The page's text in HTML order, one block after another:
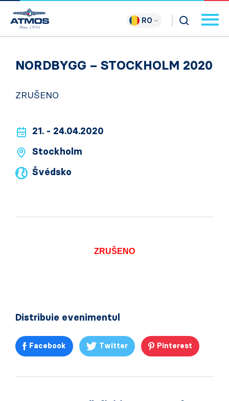
RO
NORDBYGG – STOCKHOLM 2020
ZRUŠENO
21. - 24.04.2020
Stockholm
Švédsko
ZRUŠENO
Distribuie evenimentul
Facebook Twitter Pinterest